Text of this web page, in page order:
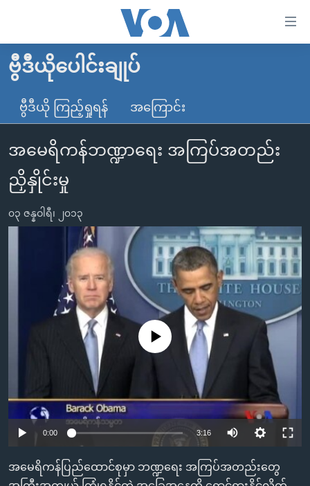
လွယ်ကူ
စေ
သည့်
များ
ပင်မ
သို့
ရန်
နေရာ
မူလစာမျက်နှာ
မြန်မာ
ကမ္ဘာ့သတင်းများ
နိုင်ငံတကာ
အမေရိကန်
အစ္စရေး-ပါလက်စတိုင်း
ဗွီဒီယို
သတင်းလွတ်လပ်ခွင့်
ရပ်ဝန်းတခု လမ်းတခု အလွန်
အင်္ဂလိပ်စာလေ့လာမယ်
အမေရိကန်သုံးအီဒီယံ
မကြေးမုံရဲ့ အင်္ဂလိပ်စာ
ရုပ်ရှင်ထဲက အင်္ဂလိပ်စာ
သုတပဒေသာ အင်္ဂလိပ်စာ
အပတ်စဉ်ကဏ္ဍများ
ရေဒီယိုနှင့်ရုပ်သံ အချက်အလက်များ
ရေဒီယို/တီဗွီအစီအစဉ်
Learning English
ဗွီအိုအေ လူမှုကွန်ယက်များ
ဘာသာစကားများ
ဗွီဒီယိုပေါင်းချုပ်
ဗွီဒီယို ကြည့်ရှုရန် အကြောင်း
အမေရိကန်ဘဏ္ဍာရေး အကြပ်အတည်း
ညှိနှိုင်းမှု
၀၃ ဇန္နဝါရီ၊ ၂၀၁၃
No media source currently available
0:00 3:16
အမေရိကန်ပြည်ထောင်စုမှာ ဘဏ္ဍရေး အကြပ်အတည်းတွေ